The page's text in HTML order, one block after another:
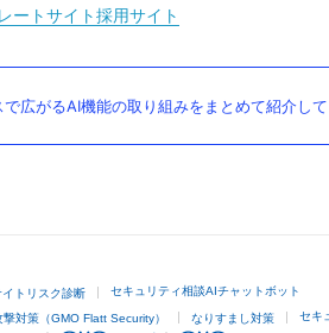
ートサイト採用サイト
広がるAI機能の取り組みをまとめて紹介し
トリスク診断 セキュリティ相談AIチャットボット
対策（GMO Flatt Security） なりすまし対策 セキ